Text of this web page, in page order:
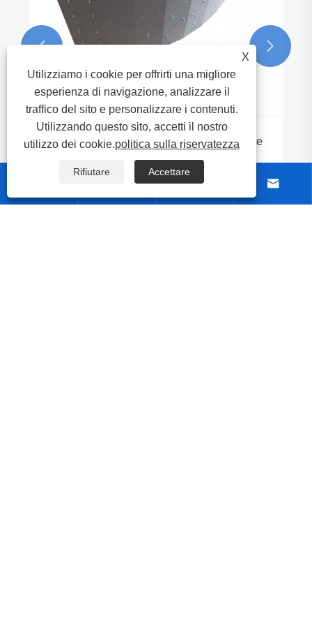
 
 
X
Utilizziamo i cookie per offrirti una migliore
esperienza di navigazione, analizzare il
traffico del sito e personalizzare i contenuti.
Utilizzando questo sito, accetti il ​​nostro
utilizzo dei cookie.politica sulla riservatezza
Rifiutare Accettare